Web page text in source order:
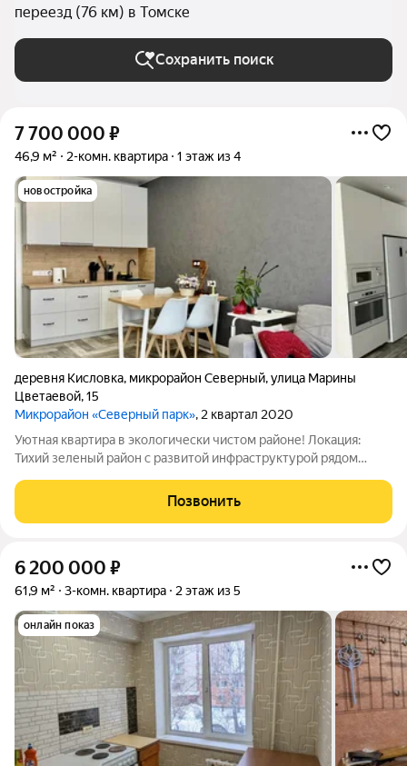
переезд (76 км) в Томске
Сохранить поиск
7 700 000 ₽
46,9 м² 2-комн. квартира 1 этаж из 4
новостройка
деревня Кисловка, микрорайон Северный,улица Марины
Цветаевой,15
Микрорайон «Северный парк», 2 квартал 2020
Уютная квартира в экологически чистом районе! Локация:
Тихий зеленый район с развитой инфраструктурой рядом
Идеально подойдет семьям с детьми или тем, кто ценит
Позвонить
6 200 000 ₽
61,9 м² 3-комн. квартира 2 этаж из 5
онлайн показ